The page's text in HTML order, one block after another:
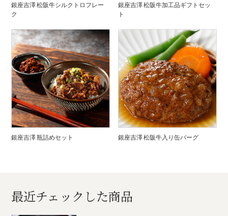
銀座吉澤 松阪牛シルクトロフレー
ク
銀座吉澤 松阪牛加工品ギフトセッ
ト
銀座吉澤 瓶詰めセット 銀座吉澤 松阪牛入り缶バーグ
最近チェックした商品